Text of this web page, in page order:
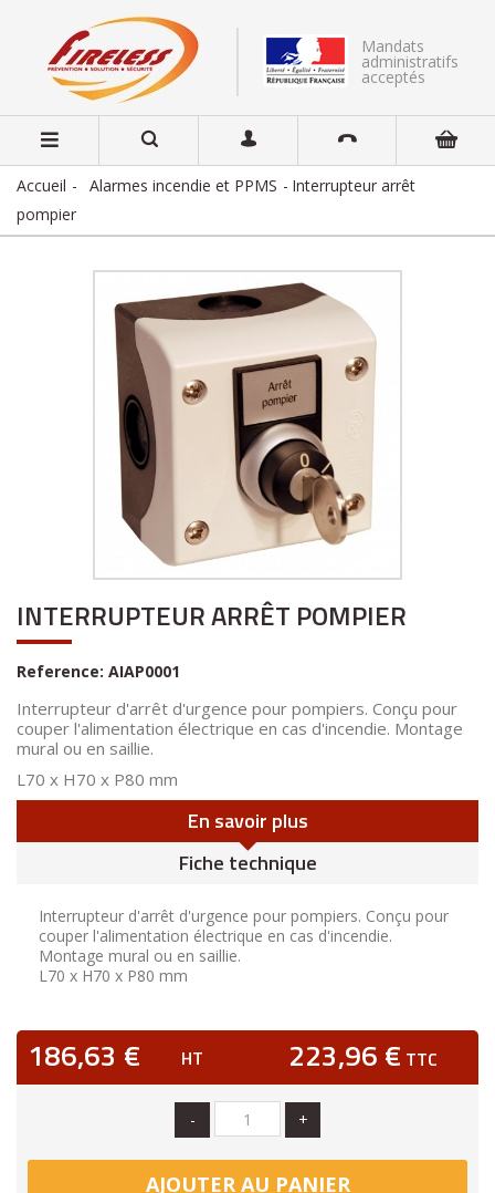
Mandats
administratifs
acceptés
Accueil Alarmes incendie et PPMS
Interrupteur arrêt
pompier
INTERRUPTEUR ARRÊT POMPIER
Reference: AIAP0001
Interrupteur d'arrêt d'urgence pour pompiers. Conçu pour
couper l'alimentation électrique en cas d'incendie. Montage
mural ou en saillie.
L70 x H70 x P80 mm
En savoir plus
Fiche technique
Interrupteur d'arrêt d'urgence pour pompiers. Conçu pour
couper l'alimentation électrique en cas d'incendie.
Montage mural ou en saillie.
L70 x H70 x P80 mm
186,63 € HT 223,96 € TTC
- +
AJOUTER AU PANIER